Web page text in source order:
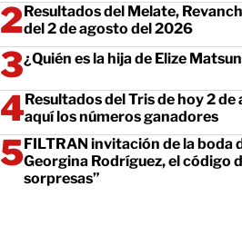
Resultados del Melate,
del 2 de agosto del 2026
¿Quién es la hija de Elize
Resultados del Tris de hoy 2
aquí los números ganadores
FILTRAN invitación de la boda
Georgina Rodríguez, el código
sorpresas”